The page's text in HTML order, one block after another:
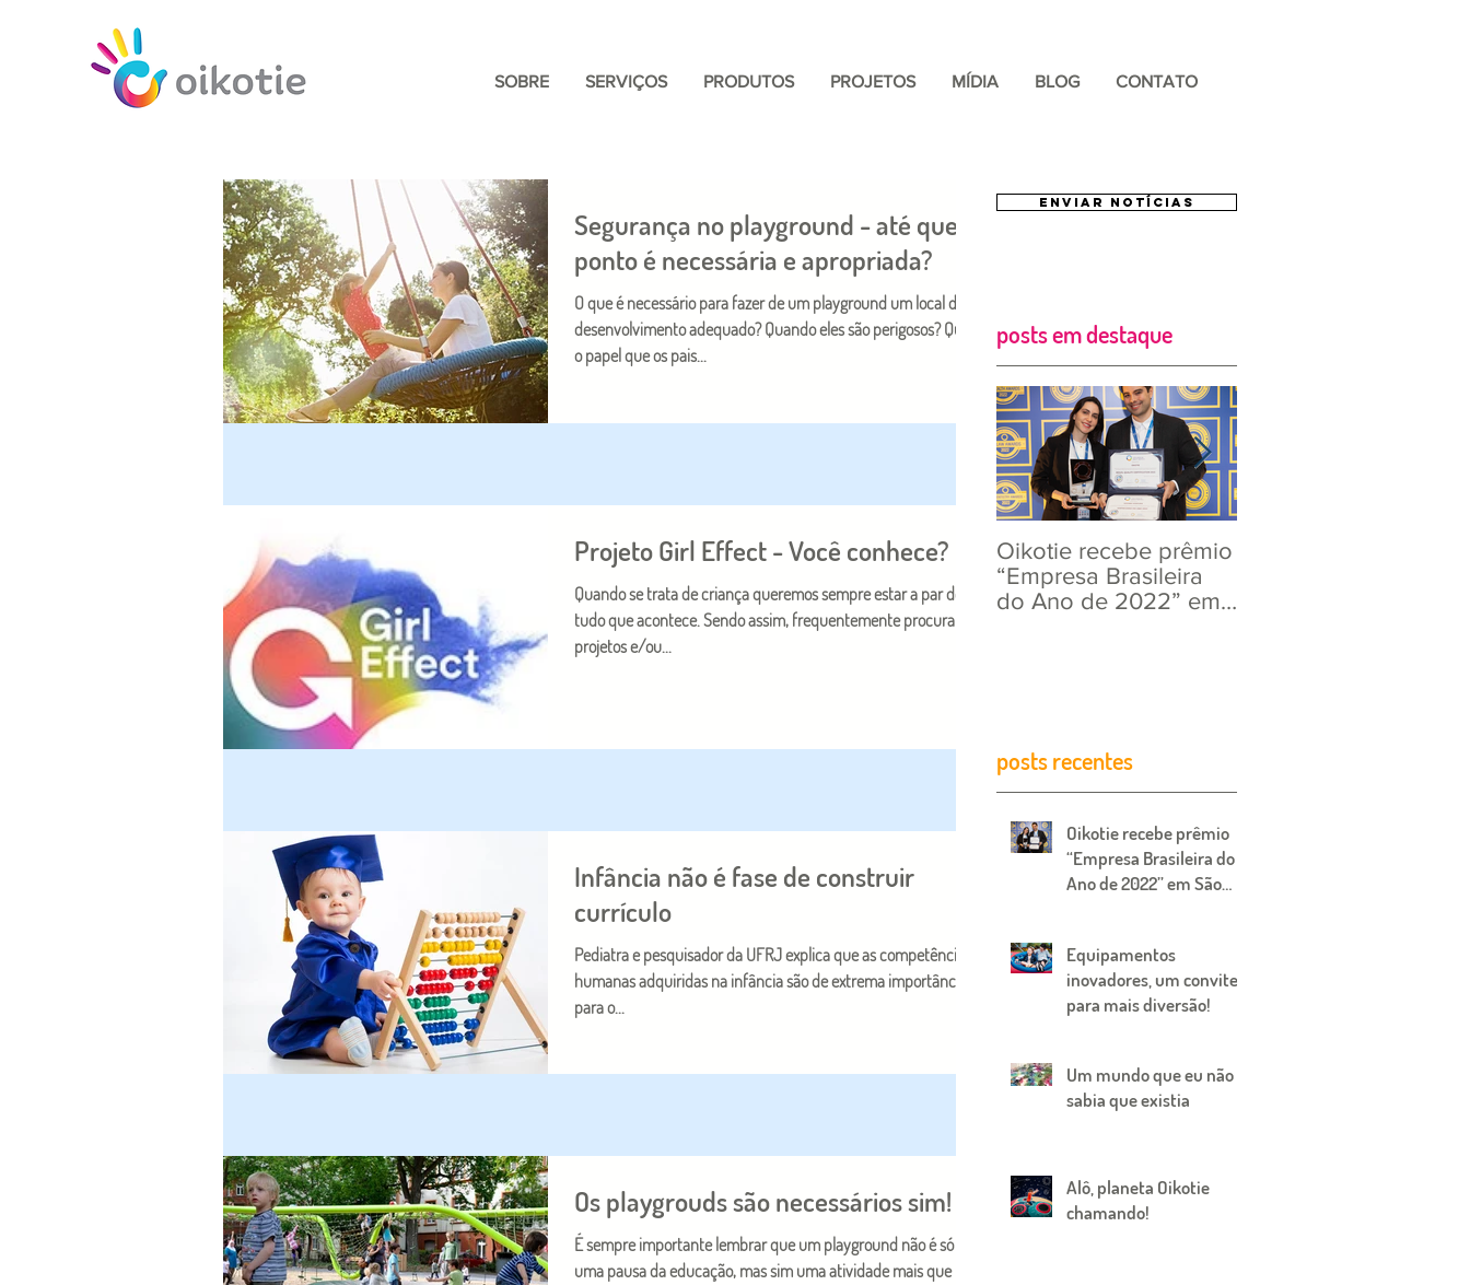
SOBRE SERVIÇOS PRODUTOS PROJETOS MÍDIA BLOG CONTATO
Segurança no playground - até que
ponto é necessária e apropriada?
O que é necessário para fazer de um playground um local de
desenvolvimento adequado? Quando eles são perigosos? Qual
o papel que os pais...
Projeto Girl Effect - Você conhece?
Quando se trata de criança queremos sempre estar a par de
tudo que acontece. Sendo assim, frequentemente procuramos
projetos e/ou...
Infância não é fase de construir
currículo
Pediatra e pesquisador da UFRJ explica que as competências
humanas adquiridas na infância são de extrema importância
para o...
Os playgrouds são necessários sim!
É sempre importante lembrar que um playground não é só
uma pausa da educação, mas sim uma atividade mais que
ENVIAR NOTÍCIAS
posts em destaque
Oikotie recebe prêmio
“Empresa Brasileira
do Ano de 2022” em
posts recentes
Oikotie recebe prêmio
“Empresa Brasileira do
Ano de 2022” em São
Equipamentos
inovadores, um convite
para mais diversão!
Um mundo que eu não
sabia que existia
Alô, planeta Oikotie
chamando!